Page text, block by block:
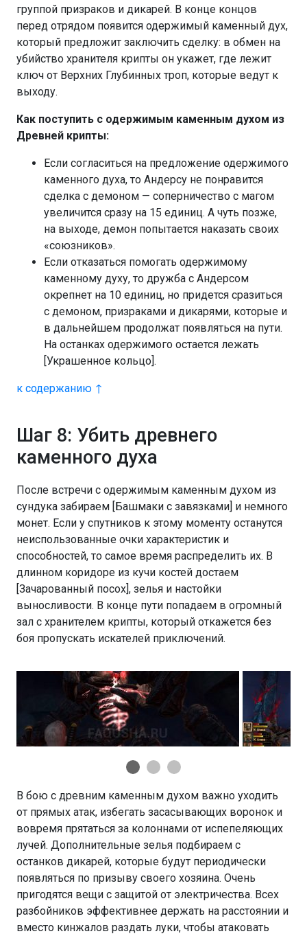
группой призраков и дикарей. В конце концов
перед отрядом появится одержимый каменный дух,
который предложит заключить сделку: в обмен на
убийство хранителя крипты он укажет, где лежит
ключ от Верхних Глубинных троп, которые ведут к
выходу.
Как поступить с одержимым каменным духом из
Древней крипты:
Если согласиться на предложение одержимого
каменного духа, то Андерсу не понравится
сделка с демоном — соперничество с магом
увеличится сразу на 15 единиц. А чуть позже,
на выходе, демон попытается наказать своих
«союзников».
Если отказаться помогать одержимому
каменному духу, то дружба с Андерсом
окрепнет на 10 единиц, но придется сразиться
с демоном, призраками и дикарями, которые и
в дальнейшем продолжат появляться на пути.
На останках одержимого остается лежать
[Украшенное кольцо].
к содержанию ↑
Шаг 8: Убить древнего
каменного духа
После встречи с одержимым каменным духом из
сундука забираем [Башмаки с завязками] и немного
монет. Если у спутников к этому моменту останутся
неиспользованные очки характеристик и
способностей, то самое время распределить их. В
длинном коридоре из кучи костей достаем
[Зачарованный посох], зелья и настойки
выносливости. В конце пути попадаем в огромный
зал с хранителем крипты, который откажется без
боя пропускать искателей приключений.
В бою с древним каменным духом важно уходить
от прямых атак, избегать засасывающих воронок и
вовремя прятаться за колоннами от испепеляющих
лучей. Дополнительные зелья подбираем с
останков дикарей, которые будут периодически
появляться по призыву своего хозяина. Очень
пригодятся вещи с защитой от электричества. Всех
разбойников эффективнее держать на расстоянии и
вместо кинжалов раздать луки, чтобы атаковать